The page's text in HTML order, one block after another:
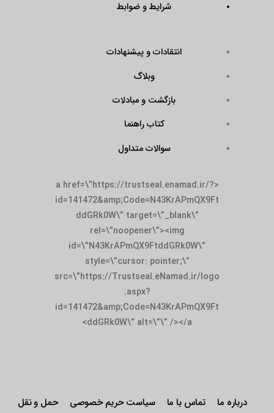
شرایط و ضوابط
انتقادات و پیشنهادات
وبلاگ
بازگشت و مبادلات
کتاب راهنما
سوالات متداول
<a href=\”https://trustseal.enamad.ir/?
id=141472&amp;Code=N43KrAPmQX9Ft
ddGRk0W\” target=\”_blank\”
rel=\”noopener\”><img
id=\”N43KrAPmQX9FtddGRk0W\”
style=\”cursor: pointer;\”
src=\”https://Trustseal.eNamad.ir/logo
.aspx?
id=141472&amp;Code=N43KrAPmQX9Ft
ddGRk0W\” alt=\”\” /></a>
درباره ما تماس با ما سیاست حریم خصوصی
حمل و نقل